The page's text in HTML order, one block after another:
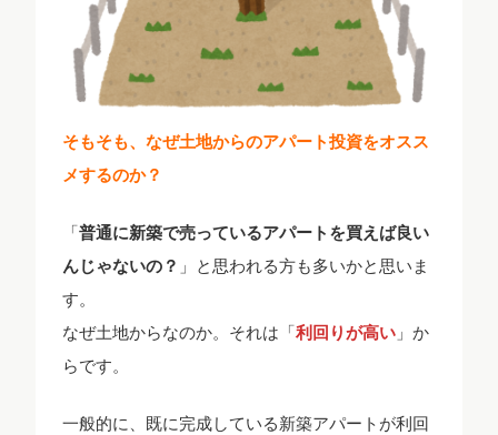
そもそも、なぜ土地からのアパート投資をオスス
メするのか？
「普通に新築で売っているアパートを買えば良い
んじゃないの？ 」と思われる方も多いかと思いま
す。
なぜ土地からなのか。それは「利回りが高い 」か
らです。
一般的に、既に完成している新築アパートが利回